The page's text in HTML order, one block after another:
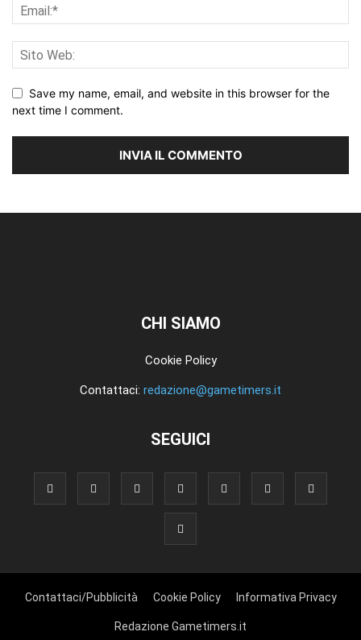
Save my name, email, and website in this browser for the
next time I comment.
CHI SIAMO
Cookie Policy
Contattaci: redazione@gametimers.it
SEGUICI
Contattaci/Pubblicità Cookie Policy Informativa Privacy
Redazione Gametimers.it